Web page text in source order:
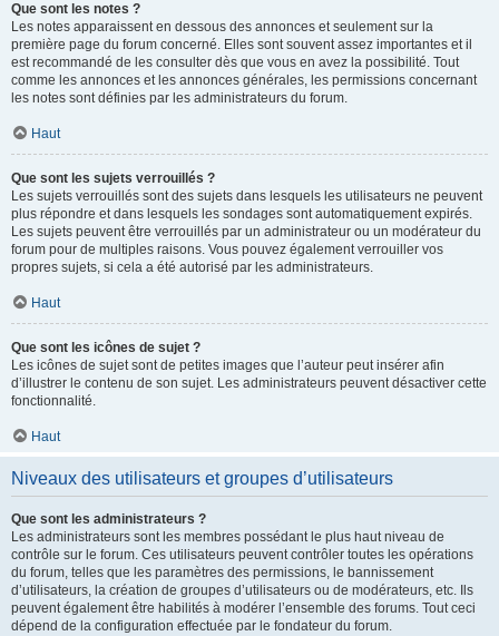
Que sont les notes ?
Les notes apparaissent en dessous des annonces et seulement sur la
première page du forum concerné. Elles sont souvent assez importantes et il
est recommandé de les consulter dès que vous en avez la possibilité. Tout
comme les annonces et les annonces générales, les permissions concernant
les notes sont définies par les administrateurs du forum.
Haut
Que sont les sujets verrouillés ?
Les sujets verrouillés sont des sujets dans lesquels les utilisateurs ne peuvent
plus répondre et dans lesquels les sondages sont automatiquement expirés.
Les sujets peuvent être verrouillés par un administrateur ou un modérateur du
forum pour de multiples raisons. Vous pouvez également verrouiller vos
propres sujets, si cela a été autorisé par les administrateurs.
Haut
Que sont les icônes de sujet ?
Les icônes de sujet sont de petites images que l’auteur peut insérer afin
d’illustrer le contenu de son sujet. Les administrateurs peuvent désactiver cette
fonctionnalité.
Haut
Niveaux des utilisateurs et groupes d’utilisateurs
Que sont les administrateurs ?
Les administrateurs sont les membres possédant le plus haut niveau de
contrôle sur le forum. Ces utilisateurs peuvent contrôler toutes les opérations
du forum, telles que les paramètres des permissions, le bannissement
d’utilisateurs, la création de groupes d’utilisateurs ou de modérateurs, etc. Ils
peuvent également être habilités à modérer l’ensemble des forums. Tout ceci
dépend de la configuration effectuée par le fondateur du forum.